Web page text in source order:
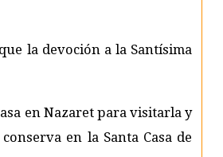
la devoción a la Santísima
en Nazaret para visitarla y
en la Santa Casa de